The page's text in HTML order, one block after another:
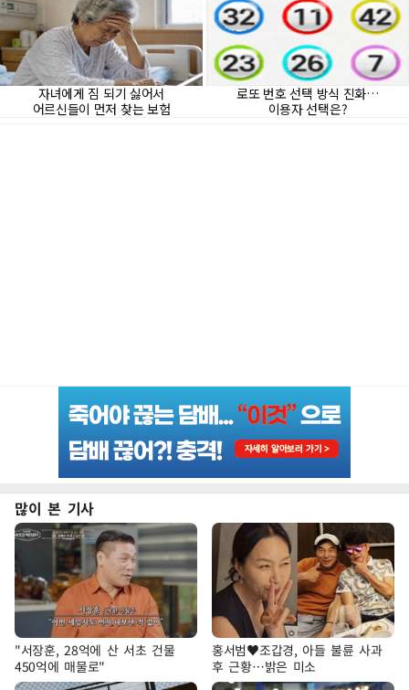
많이 본 기사
"서장훈, 28억에 산 서초 건물
450억에 매물로"
홍서범♥조갑경, 아들 불륜 사과
후 근황…밝은 미소